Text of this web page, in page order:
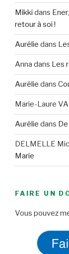
Mikki dans
retour à soi !
Aurélie dans
Anna dans Les
Aurélie dans
Marie-Laure
Aurélie dans
DELMELLE
Marie
FAIRE UN
Vous pouvez